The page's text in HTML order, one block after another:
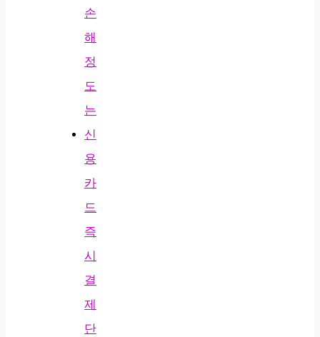
손
해
정
도
는
신
용
카
드
즉
시
결
제
단